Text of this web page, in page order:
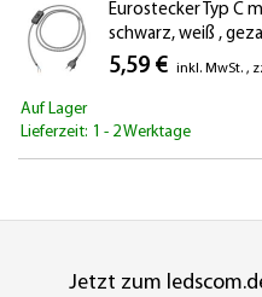
Eurostecker Typ C
schwarz, weiß ,
5,59 € inkl. MwSt. ,
Auf Lager
Lieferzeit: 1 - 2 Werktage
Jetzt zum